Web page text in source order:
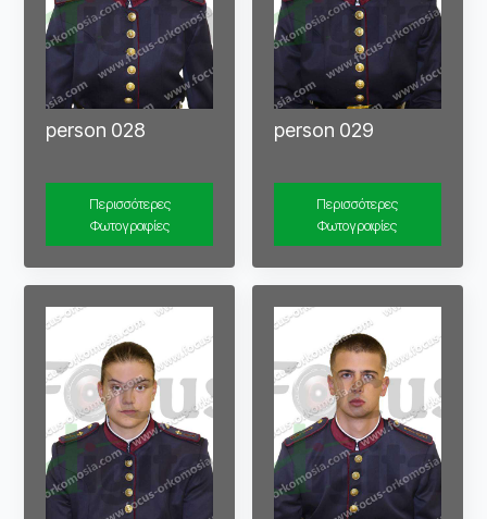
person 028
Περισσότερες
Φωτογραφίες
person 029
Περισσότερες
Φωτογραφίες